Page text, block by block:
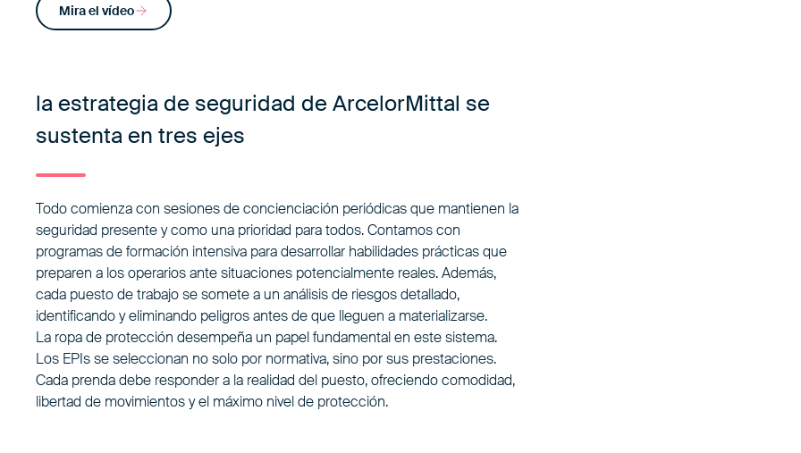
Mira el vídeo
la estrategia de seguridad de ArcelorMittal se
sustenta en tres ejes
Todo comienza con sesiones de concienciación periódicas que mantienen la
seguridad presente y como una prioridad para todos. Contamos con
programas de formación intensiva para desarrollar habilidades prácticas que
preparen a los operarios ante situaciones potencialmente reales. Además,
cada puesto de trabajo se somete a un análisis de riesgos detallado,
identificando y eliminando peligros antes de que lleguen a materializarse.
La ropa de protección desempeña un papel fundamental en este sistema.
Los EPIs se seleccionan no solo por normativa, sino por sus prestaciones.
Cada prenda debe responder a la realidad del puesto, ofreciendo comodidad,
libertad de movimientos y el máximo nivel de protección.